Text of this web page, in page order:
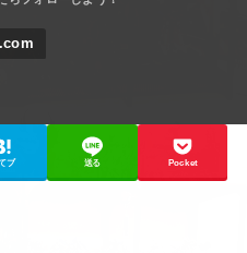
ブ 送る Pocket